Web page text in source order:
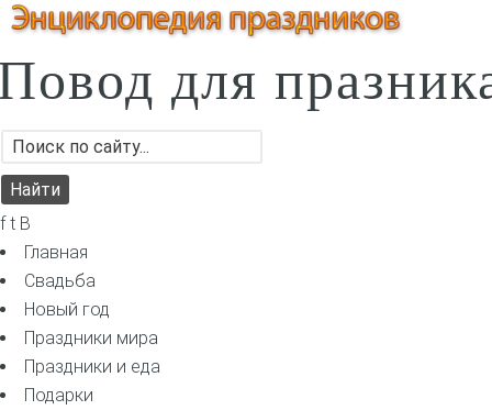
для
f t B
Главная
Свадьба
Новый год
Праздники мира
Праздники и еда
Подарки